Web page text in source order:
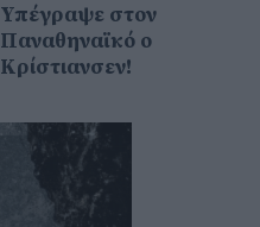
Υπέγραψε στον
Παναθηναϊκό ο
Κρίστιανσεν!